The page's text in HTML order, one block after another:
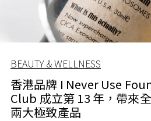
BEAUTY & WELLNESS
香港品牌 I Never Use
Club 成立第 13 年，帶來
兩大極致產品